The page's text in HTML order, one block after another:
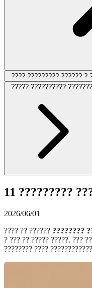
???? ????????? ?????? ?
????? ?????????? ???????
11 ?????????
2026/06/01
???? ?? ?????? ????????
? ??? ?? ????? ?????. ???
???????? ????